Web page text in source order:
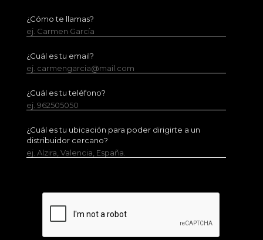
¿Cómo te llamas?
ej. Carmen García
¿Cuál es tu email?
ej. carmengarcia@mail.com
¿Cuál es tu teléfono?
ej. 962505050
¿Cuál es tu ubicación para poder dirigirte a un
distribuidor cercano?
ej. Alzira, Valencia, España.